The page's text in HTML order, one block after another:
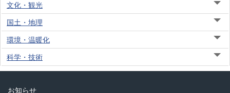
文化・観光
国土・地理
環境・温暖化
科学・技術
お知らせ